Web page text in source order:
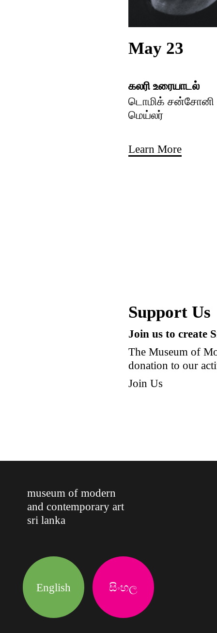
May 23
கலரி உரையாடல்
டொமிக் சன்சோனி
மெய்லர்
Learn More
Support Us
Join us to create
The Museum of
donation to our
Join Us
museum of modern
and contemporary art
sri lanka
English සිංහල